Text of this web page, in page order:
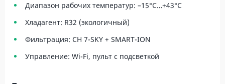
Диапазон рабочих температур: –15°C…+43°C
Хладагент: R32 (экологичный)
Фильтрация: CH 7-SKY + SMART-ION
Управление: Wi-Fi, пульт с подсветкой